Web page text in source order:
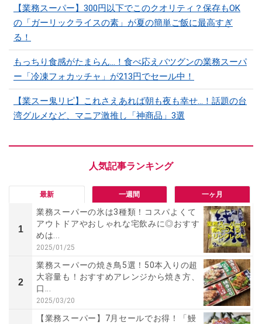
【業務スーパー】300円以下でこのクオリティ？保存もOK
の「ガーリックライスの素」が夏の簡単ご飯に最高すぎ
る！
もっちり食感がたまらん…！食べ応えバツグンの業務スーパ
ー「冷凍フォカッチャ」が213円でセール中！
【業スー鬼リピ】これさえあれば朝も夜も幸せ…！話題の台
湾グルメなど、マニア激推し「神商品」3選
最新 一週間 一ヶ月
1
業務スーパーの氷は3種類！コスパよくて
アウトドアやおしゃれな宅飲みに◎おすす
めは...
2025/01/25
2
業務スーパーの焼き鳥5選！50本入りの超
大容量も！おすすめアレンジから焼き方、
口...
2025/03/20
【業務スーパー】7月セールでお得！「鰻